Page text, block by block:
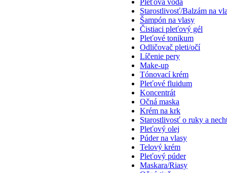
Pleťová voda
Starostlivosť/Balzám na
Šampón na vlasy
Čistiaci pleťový gél
Pleťové tonikum
Odličovač pleti/očí
Líčenie pery
Make-up
Tónovací krém
Pleťové fluidum
Koncentrát
Očná maska
Krém na krk
Starostlivosť o ruky a
Pleťový olej
Púder na vlasy
Telový krém
Pleťový púder
Maskara/Riasy